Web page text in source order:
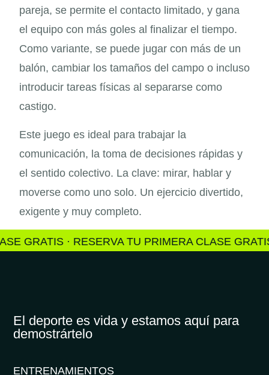
pareja, se permite el contacto limitado, y gana
el equipo con más goles al finalizar el tiempo.
Como variante, se puede jugar con más de un
balón, cambiar los tamaños del campo o incluso
introducir tareas físicas al separarse como
castigo.
Este juego es ideal para trabajar la
comunicación, la toma de decisiones rápidas y
el sentido colectivo. La clave: mirar, hablar y
moverse como uno solo. Un ejercicio divertido,
exigente y muy completo.
· RESERVA TU PRIMERA CLASE
El deporte es vida y estamos aquí para
demostrártelo
ENTRENAMIENTOS